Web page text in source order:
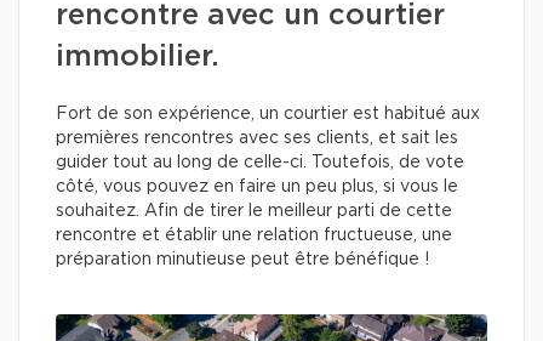
rencontre avec un courtier
immobilier.
Fort de son expérience, un courtier est habitué aux
premières rencontres avec ses clients, et sait les
guider tout au long de celle-ci. Toutefois, de vote
côté, vous pouvez en faire un peu plus, si vous le
souhaitez. Afin de tirer le meilleur parti de cette
rencontre et établir une relation fructueuse, une
préparation minutieuse peut être bénéfique !